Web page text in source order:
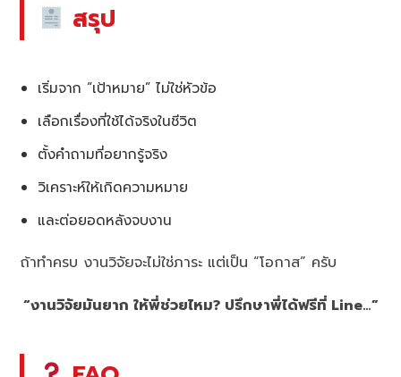
สรุป
เริ่มจาก “เป้าหมาย” ไม่ใช่หัวข้อ
เลือกเรื่องที่ใช้ได้จริงในชีวิต
ตั้งคำถามที่อยากรู้จริง
วิเคราะห์ให้เกิดความหมาย
และต่อยอดหลังจบงาน
ถ้าทำครบ งานวิจัยจะไม่ใช่ภาระ แต่เป็น “โอกาส” ครับ
“งานวิจัยมันยาก ให้พี่ช่วยไหม? ปรึกษาพี่ได้ฟรีที่ Line…”